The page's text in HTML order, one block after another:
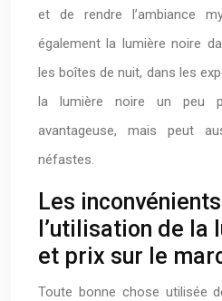
et de rendre l’ambiance
également la lumière noire
les boîtes de nuit, dans les
la lumière noire un peu
avantageuse, mais peut
néfastes.
Les
l’utilisation de la
et prix sur le
Toute bonne chose utilisée